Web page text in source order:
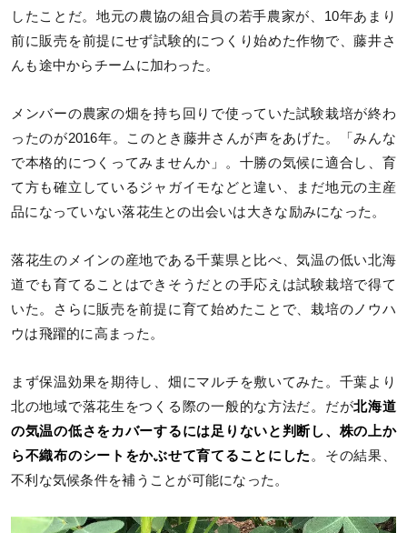
したことだ。地元の農協の組合員の若手農家が、10年あまり
前に販売を前提にせず試験的につくり始めた作物で、藤井さ
んも途中からチームに加わった。
メンバーの農家の畑を持ち回りで使っていた試験栽培が終わ
ったのが2016年。このとき藤井さんが声をあげた。「みんな
で本格的につくってみませんか」。十勝の気候に適合し、育
て方も確立しているジャガイモなどと違い、まだ地元の主産
品になっていない落花生との出会いは大きな励みになった。
落花生のメインの産地である千葉県と比べ、気温の低い北海
道でも育てることはできそうだとの手応えは試験栽培で得て
いた。さらに販売を前提に育て始めたことで、栽培のノウハ
ウは飛躍的に高まった。
まず保温効果を期待し、畑にマルチを敷いてみた。千葉より
北の地域で落花生をつくる際の一般的な方法だ。だが北海道
の気温の低さをカバーするには足りないと判断し、株の上か
ら不織布のシートをかぶせて育てることにした 。その結果、
不利な気候条件を補うことが可能になった。